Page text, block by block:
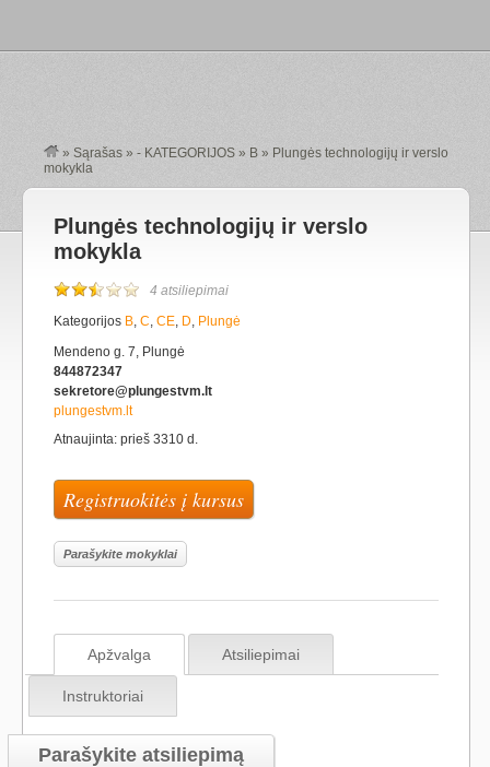
» Sąrašas » - KATEGORIJOS » B » Plungės technologijų ir verslo
mokykla
Plungės technologijų ir verslo
mokykla
4 atsiliepimai
Kategorijos B, C, CE, D, Plungė
Mendeno g. 7, Plungė
844872347
sekretore@plungestvm.lt
plungestvm.lt
Atnaujinta: prieš 3310 d.
Registruokitės į kursus
Parašykite mokyklai
Apžvalga Atsiliepimai
Instruktoriai
Parašykite atsiliepimą